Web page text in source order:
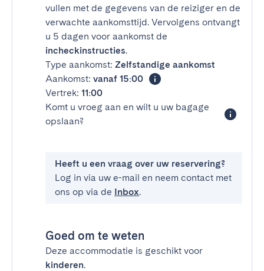
vullen met de gegevens van de reiziger en de
verwachte aankomsttijd. Vervolgens ontvangt
u 5 dagen voor aankomst de
incheckinstructies.
Type aankomst: Zelfstandige aankomst
Aankomst: vanaf 15:00
Vertrek: 11:00
Komt u vroeg aan en wilt u uw bagage
opslaan?
Heeft u een vraag over uw reservering?
Log in via uw e-mail en neem contact met
ons op via de Inbox.
Goed om te weten
Deze accommodatie is geschikt voor
kinderen.